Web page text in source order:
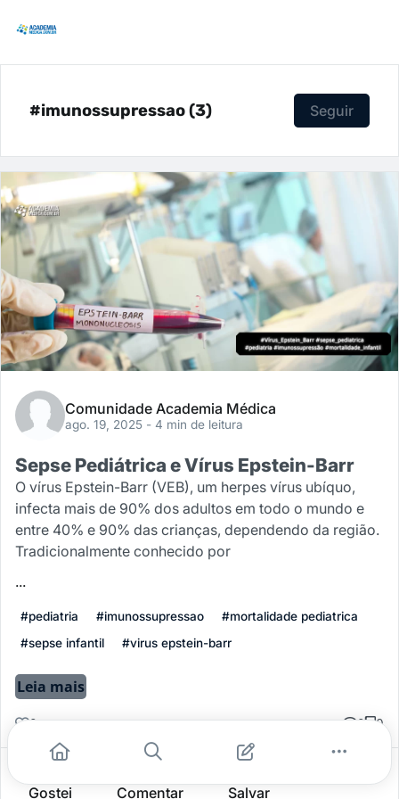
#imunossupressao (3) Seguir
Comunidade Academia Médica
ago. 19, 2025 - 4 min de leitura
Sepse Pediátrica e Vírus Epstein-Barr
O vírus Epstein-Barr (VEB), um herpes vírus ubíquo,
infecta mais de 90% dos adultos em todo o mundo e
entre 40% e 90% das crianças, dependendo da região.
Tradicionalmente conhecido por
...
#pediatria #imunossupressao
#mortalidade pediatrica
#sepse infantil
#virus epstein-barr
Leia mais
0 0 0
Gostei Comentar Salvar